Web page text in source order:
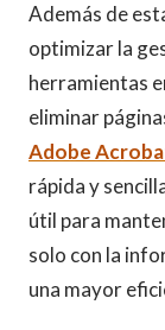
Además de
optimizar la
herramientas
eliminar
Adobe
rápida y
útil para
solo con la
una mayor